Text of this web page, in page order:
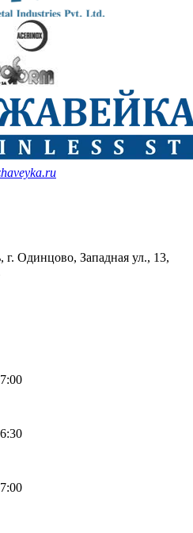
г. Одинцово, Западная ул., 13,